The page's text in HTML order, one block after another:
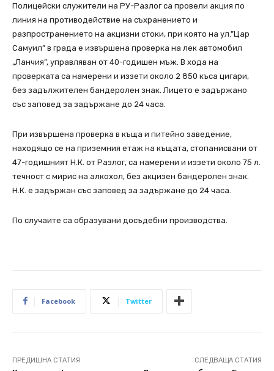
Полицейски служители на РУ-Разлог са провели акция по
линия на противодействие на съхранението и
разпространението на акцизни стоки, при която на ул.”Цар
Самуил” в града е извършена проверка на лек автомобил
„Ланчия”, управляван от 40-годишен мъж. В хода на
проверката са намерени и иззети около 2 850 къса цигари,
без задължителен бандеролен знак. Лицето е задържано
със заповед за задържане до 24 часа.
При извършена проверка в къща и питейно заведение,
находящо се на приземния етаж на къщата, стопанисвани от
47-годишният Н.К. от Разлог, са намерени и иззети около 75 л.
течност с мирис на алкохол, без акцизен бандеролен знак.
Н.К. е задържан със заповед за задържане до 24 часа.
По случаите са образувани досъдебни производства.
Facebook Twitter
ПРЕДИШНА СТАТИЯ СЛЕДВАЩА СТАТИЯ